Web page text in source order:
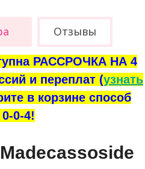
Отзывы
РАССРОЧКА НА 4
и переплат (узнать
в корзине способ
0-4!